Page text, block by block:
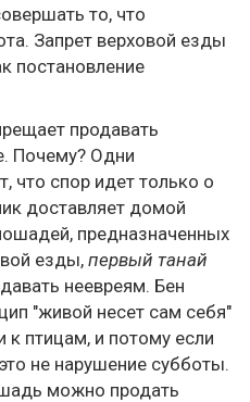
то, что
Запрет верховой езды
постановление
продавать
Почему? Одни
что спор идет только о
доставляет домой
предназначенных
езды, первый танай
неевреям. Бен
"живой несет сам себя"
к птицам, и потому если
не нарушение субботы.
можно продать